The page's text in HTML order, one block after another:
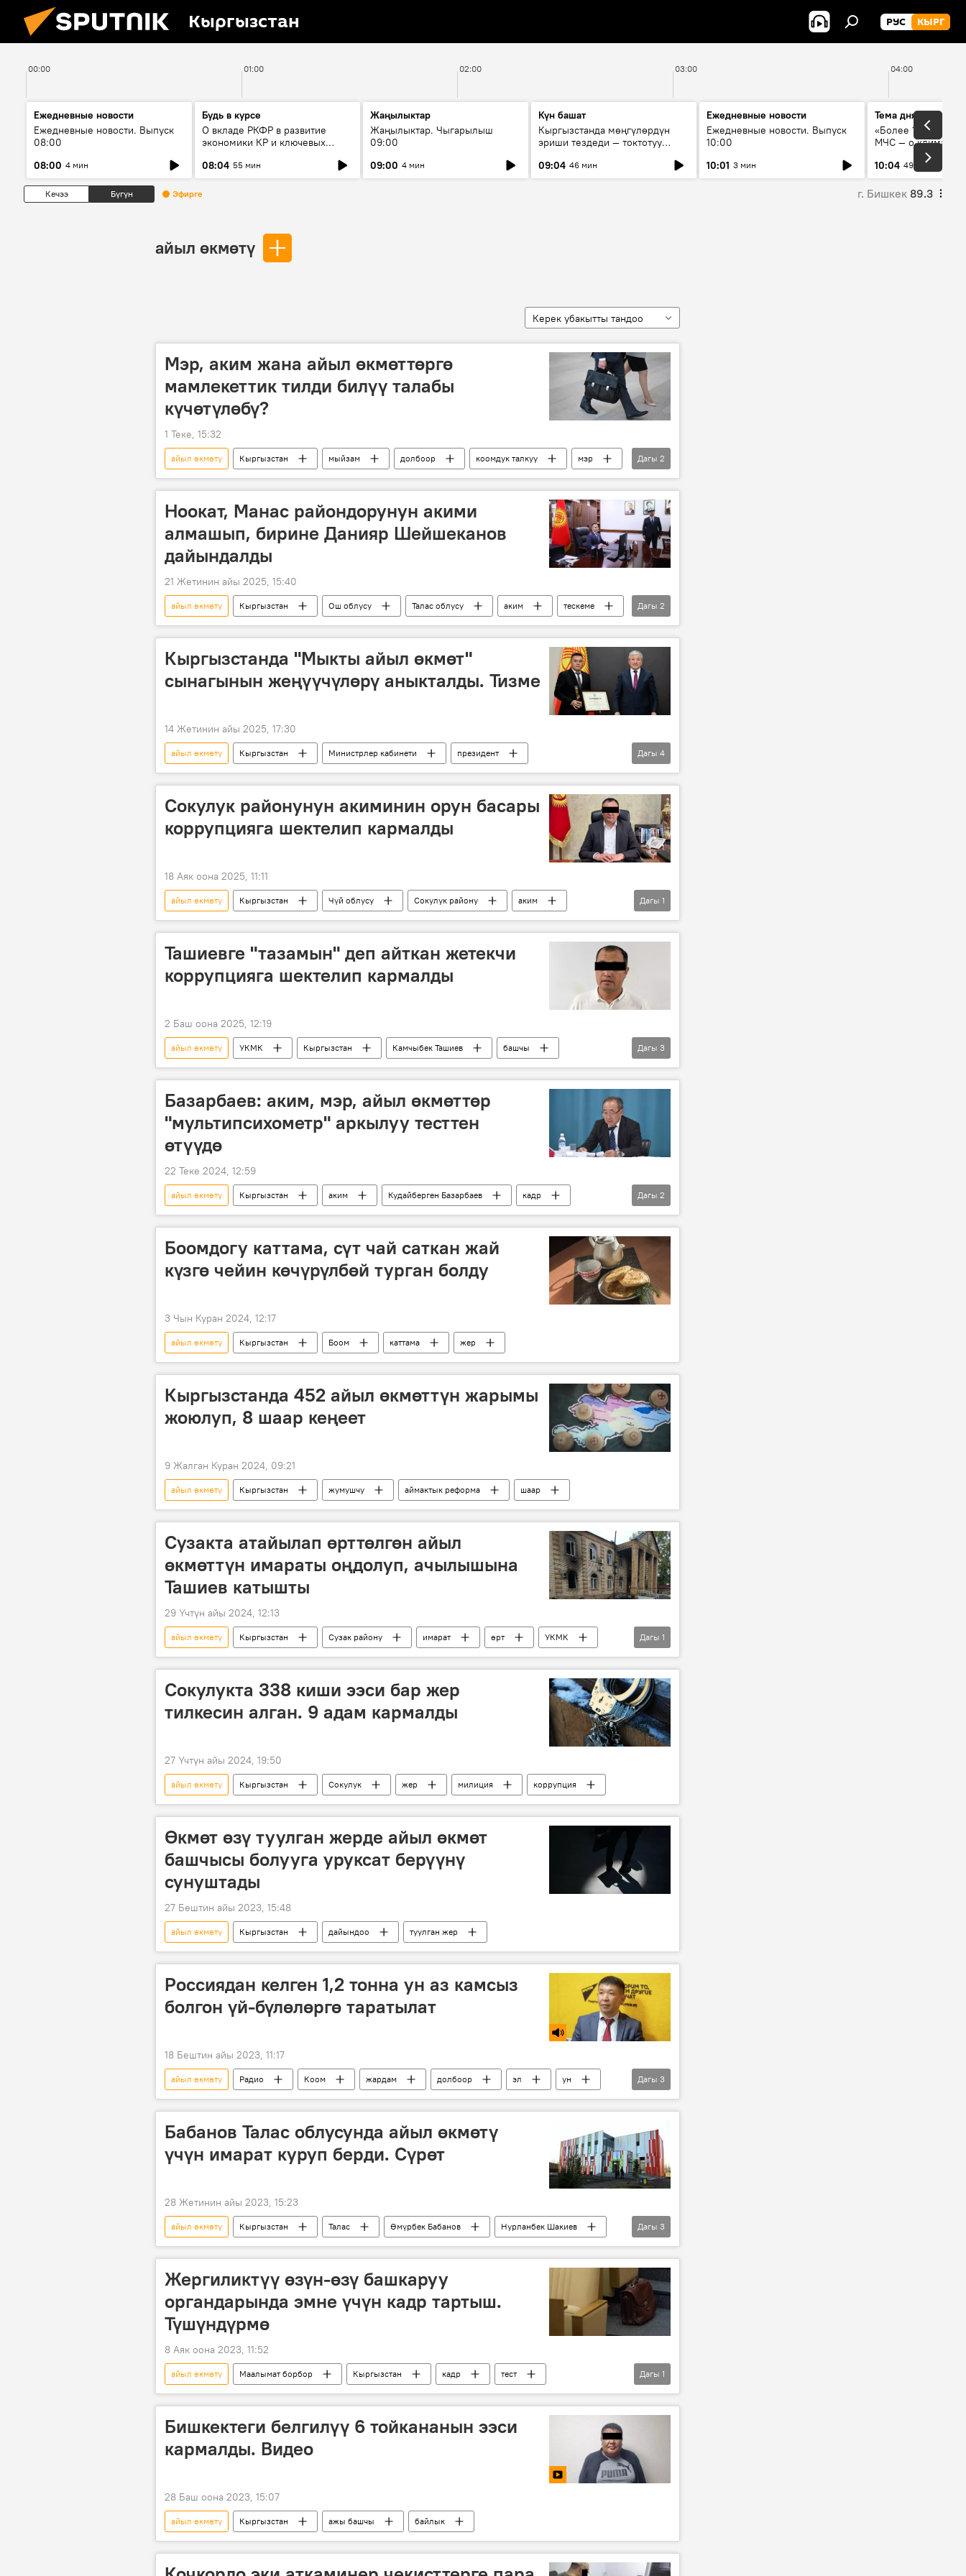
Кыргызстан РУС КЫРГ
00:00 01:00 02:00 03:00 04:00
Ежедневные новости
Ежедневные новости. Выпуск
08:00
08:00 4 мин
Будь в курсе
О вкладе РКФР в развитие
экономики КР и ключевых
08:04 55 мин
Жаңылыктар
Жаңылыктар. Чыгарылыш
09:00
09:00 4 мин
Күн башат
Кыргызстанда мөңгүлөрдүн
эриши тездеди — токтотуу
09:04 46 мин
Ежедневные новости
Ежедневные новости. Выпуск
10:00
10:01 3 мин
Тема дня
«Более 1200 сёл в
МЧС — о климате,
системе
населения
10:04 49 мин
Кечээ Бүгүн Эфирге г. Бишкек 89.3
айыл өкмөтү
Керек убакытты тандоо
Мэр, аким жана айыл өкмөттөргө
мамлекеттик тилди билүү талабы
күчөтүлөбү?
1 Теке, 15:32
айыл өкмөтү Кыргызстан мыйзам долбоор коомдук талкуу
мэр
аким
мамлекеттик тил
Дагы 2
Ноокат, Манас райондорунун акими
алмашып, бирине Данияр Шейшеканов
дайындалды
21 Жетинин айы 2025, 15:40
айыл өкмөтү Кыргызстан Ош облусу Талас облусу аким
тескеме
өкүл
район
Дагы 2
Кыргызстанда "Мыкты айыл өкмөт"
сынагынын жеңүүчүлөрү аныкталды. Тизме
14 Жетинин айы 2025, 17:30
айыл өкмөтү Кыргызстан Министрлер кабинети
президент
администрация
сынак сыйлоо Өнүгүү Сүрөт
Дагы 4
Сокулук районунун акиминин орун басары
коррупцияга шектелип кармалды
18 Аяк оона 2025, 11:11
айыл өкмөтү Кыргызстан Чүй облусу Сокулук району
аким
коррупция
Дагы 1
Ташиевге "тазамын" деп айткан жетекчи
коррупцияга шектелип кармалды
2 Баш оона 2025, 12:19
айыл өкмөтү УКМК Кыргызстан Камчыбек Ташиев
башчы
коррупция
Видео Сүрөт
Дагы 3
Базарбаев: аким, мэр, айыл өкмөттөр
"мультипсихометр" аркылуу тесттен
өтүүдө
22 Теке 2024, 12:59
айыл өкмөтү Кыргызстан аким Кудайберген Базарбаев
кадр
тандоо
мультипсихометр
Дагы 2
Боомдогу каттама, сүт чай саткан жай
күзгө чейин көчүрүлбөй турган болду
3 Чын Куран 2024, 12:17
айыл өкмөтү Кыргызстан Боом каттама жер
Кыргызстанда 452 айыл өкмөттүн жарымы
жоюлуп, 8 шаар кеңеет
9 Жалган Куран 2024, 09:21
айыл өкмөтү Кыргызстан жумушчу аймактык реформа шаар
Сузакта атайылап өрттөлгөн айыл
өкмөттүн имараты оңдолуп, ачылышына
Ташиев катышты
29 Үчтүн айы 2024, 12:13
айыл өкмөтү Кыргызстан Сузак району имарат өрт
УКМК
Сүрөт
Дагы 1
Сокулукта 338 киши ээси бар жер
тилкесин алган. 9 адам кармалды
27 Үчтүн айы 2024, 19:50
айыл өкмөтү Кыргызстан Сокулук жер милиция коррупция
Өкмөт өзү туулган жерде айыл өкмөт
башчысы болууга уруксат берүүнү
сунуштады
27 Бештин айы 2023, 15:48
айыл өкмөтү Кыргызстан дайындоо туулган жер
Россиядан келген 1,2 тонна ун аз камсыз
болгон үй-бүлөлөргө таратылат
18 Бештин айы 2023, 11:17
айыл өкмөтү Радио Коом жардам долбоор эл
ун
Өсүмдүк майы
Россия Актан Балбаков
Дагы 3
Бабанов Талас облусунда айыл өкмөтү
үчүн имарат куруп берди. Сүрөт
28 Жетинин айы 2023, 15:23
айыл өкмөтү Кыргызстан Талас Өмүрбек Бабанов
Нурланбек Шакиев
имарат
курулуш Сүрөт
Дагы 3
Жергиликтүү өзүн-өзү башкаруу
органдарында эмне үчүн кадр тартыш.
Түшүндүрмө
8 Аяк оона 2023, 11:52
айыл өкмөтү Маалымат борбор Кыргызстан кадр
тест
мамлекеттик кызмат
Дагы 1
Бишкектеги белгилүү 6 тойкананын ээси
кармалды. Видео
28 Баш оона 2023, 15:07
айыл өкмөтү Кыргызстан ажы башчы байлык